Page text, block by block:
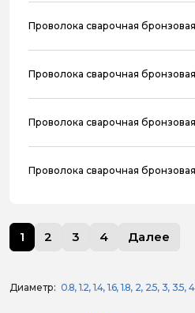
Проволока сварочная
Проволока сварочная
Проволока сварочная
Проволока сварочная
1 2 3 4 Далее
Диаметр: 0.8 1.2 1.4 1.6 1.8 2 2.5 3 3.5 4